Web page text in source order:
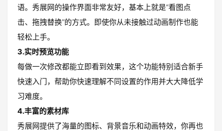
语。秀展网的操作界面非常友好，基本上就是“看图点
击、拖拽替换”的方式。即使你从未接触过动画制作也能
轻松上手。
3.实时预览功能
每做一次修改都能立即看到效果，这个功能特别适合新手
快速入门，帮助你快速理解不同设置的作用并大大降低学
习难度。
4.丰富的素材库
秀展网提供了海量的图标、背景音乐和动画特效，你再也